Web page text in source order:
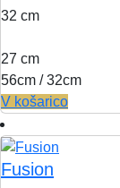
32 cm
27 cm
56cm / 32cm
V košarico
Fusion